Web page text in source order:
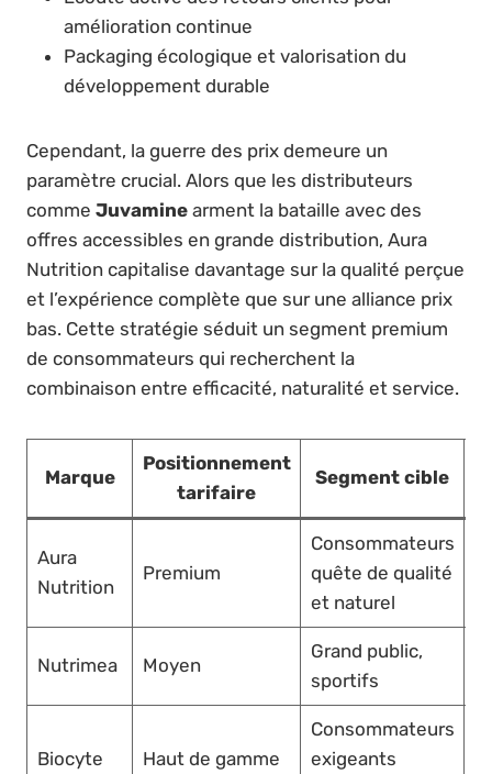
amélioration continue
Packaging écologique et valorisation du
développement durable
Cependant, la guerre des prix demeure un
paramètre crucial. Alors que les distributeurs
comme Juvamine arment la bataille avec des
offres accessibles en grande distribution, Aura
Nutrition capitalise davantage sur la qualité perçue
et l’expérience complète que sur une alliance prix
bas. Cette stratégie séduit un segment premium
de consommateurs qui recherchent la
combinaison entre efficacité, naturalité et service.
Marque
Positionnement
tarifaire
Segment cible
Aura
Nutrition
Premium
Consommateurs
quête de qualité
et naturel
Nutrimea Moyen
Grand public,
sportifs
Biocyte Haut de gamme
Consommateurs
exigeants